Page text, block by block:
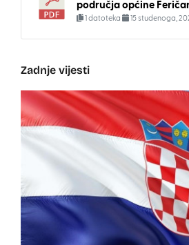
područja općine
1 datoteka 15 studenoga,
Zadnje vijesti